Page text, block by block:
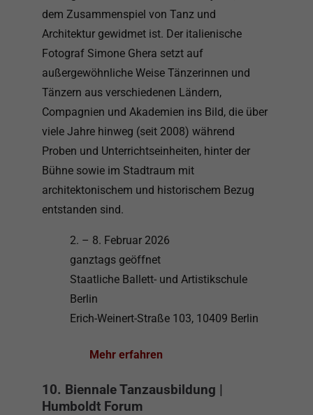
dem Zusammenspiel von Tanz und
Architektur gewidmet ist. Der italienische
Fotograf Simone Ghera setzt auf
außergewöhnliche Weise Tänzerinnen und
Tänzern aus verschiedenen Ländern,
Compagnien und Akademien ins Bild, die über
viele Jahre hinweg (seit 2008) während
Proben und Unterrichtseinheiten, hinter der
Bühne sowie im Stadtraum mit
architektonischem und historischem Bezug
entstanden sind.
2. – 8. Februar 2026
ganztags geöffnet
Staatliche Ballett- und Artistikschule
Berlin
Erich-Weinert-Straße 103, 10409 Berlin
Mehr erfahren
10. Biennale Tanzausbildung |
Humboldt Forum